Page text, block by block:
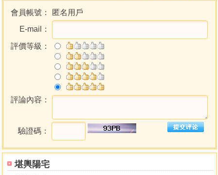
堪輿陽宅
3.冠帶=想成爲老闆之星
4.建祿=毫不休止勇往直前之星
5.帝旺=領導運、大器之星
6.衰=堅實、協調之星
7.病=保守、潔癖的正​​義之星
8.死=外柔內剛型之星
9.墓=有計劃性的事業家型之星
10.絕=不停思考、煩惱的孤獨之星
12.養=和母親緣深之星
三、瞭解對你的命運、性格所及的影響
四、瞭解你的運勢的強弱
4章 占卜運勢的「吉」「凶」
一、瞭解你的命運是好是壞
會員帳號：
匿名用戶
E-mail：
評價等級：
評論內容：
驗證碼：